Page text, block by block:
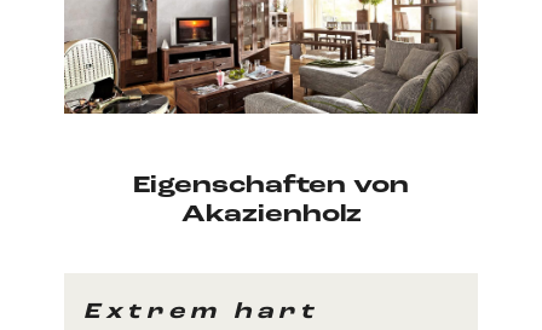
Eigenschaften von
Akazienholz
Extrem hart